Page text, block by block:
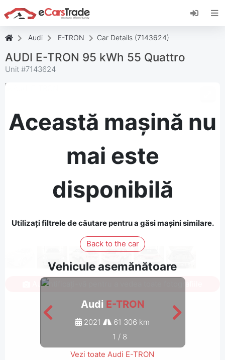
Instalați aplicația web eCarsTrade, adăugați-o
pe ecranul de pornire și primiți actualizări
Audi E-TRON Car Details (7143624)
AUDI E-TRON 95 kWh 55 Quattro
Unit #7143624
Această mașină nu
mai este
disponibilă
Utilizați filtrele de căutare pentru a găsi mașini similare.
Back to the car
Vehicule asemănătoare
Audi E-TRON
2021
61 306 km
1 / 8
Vezi toate Audi E-TRON
Autentificați-vă pentru a vedea toate fotografiile